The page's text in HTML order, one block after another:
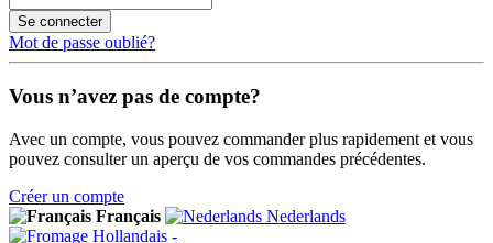
Se connecter
Mot de passe oublié?
Vous n’avez pas de compte?
Avec un compte, vous pouvez commander plus rapidement et vous
pouvez consulter un aperçu de vos commandes précédentes.
Créer un compte
Français
Nederlands